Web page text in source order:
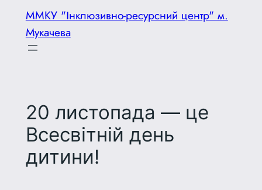
ММКУ "Інклюзивно-ресурсний центр" м.
Мукачева
20 листопада — це
Всесвітній день
дитини!